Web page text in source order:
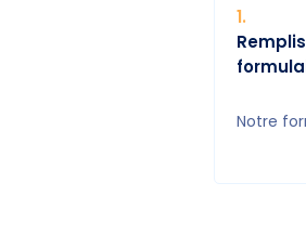
1.
Notre